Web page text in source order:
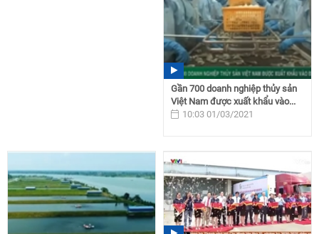
Gần 700 doanh nghiệp thủy sản
Việt Nam được xuất khẩu vào...
10:03 01/03/2021